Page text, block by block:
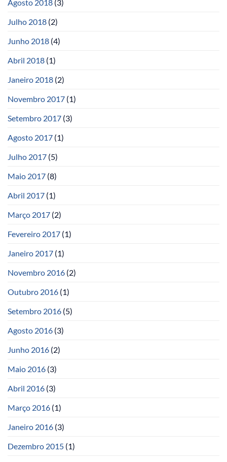
Agosto 2018 (3)
Julho 2018 (2)
Junho 2018 (4)
Abril 2018 (1)
Janeiro 2018 (2)
Novembro 2017 (1)
Setembro 2017 (3)
Agosto 2017 (1)
Julho 2017 (5)
Maio 2017 (8)
Abril 2017 (1)
Março 2017 (2)
Fevereiro 2017 (1)
Janeiro 2017 (1)
Novembro 2016 (2)
Outubro 2016 (1)
Setembro 2016 (5)
Agosto 2016 (3)
Junho 2016 (2)
Maio 2016 (3)
Abril 2016 (3)
Março 2016 (1)
Janeiro 2016 (3)
Dezembro 2015 (1)